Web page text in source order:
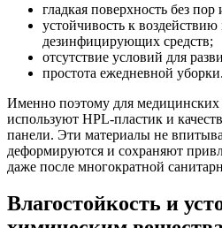
гладкая поверхность без пор
устойчивость к
дезинфицирующих средств;
отсутствие условий для
простота ежедневной уборки.
Именно поэтому для
используют HPL-пластик и
панели. Эти материалы не
деформируются и сохраняют
даже после многократной
Влагостойкость и